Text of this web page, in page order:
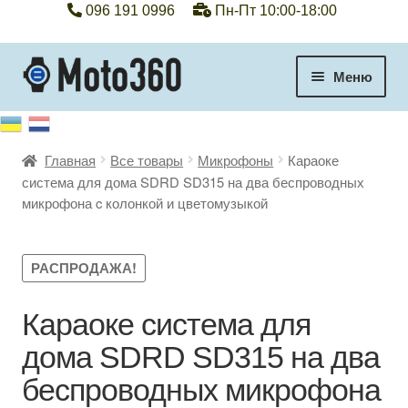
096 191 0996 Пн-Пт 10:00-18:00
Перейти
к
навигации
Перейти
к
содержимому
Меню
+38 096 191 0996
Категории
Гарантия
Оплата, доставка
Контакты
Отзывы
Главная Все товары Микрофоны
Караоке
система для дома SDRD SD315 на два беспроводных
микрофона c колонкой и цветомузыкой
РАСПРОДАЖА!
Караоке система для
дома SDRD SD315 на два
беспроводных микрофона